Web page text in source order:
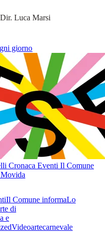
Dir. Luca Marsi
giorno
Cronaca Eventi Il Comune
Movida
Il Comune informaLo
di
e
Videoartecarnevale